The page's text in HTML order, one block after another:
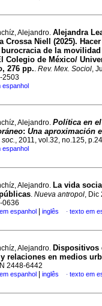
Alejandro. Alejandra
Crossa Niell (2025).
de la
Colegio de México/
276 pp.. Rev. Mex. Sociol,
2503
espanhol
Alejandro. Política en
: Una aproximación
soc., 2011, vol.32, no.125,
espanhol
Alejandro. La vida
. Nueva antropol, Dic
0636
espanhol inglês · texto em
Alejandro. Dispositivos
relaciones en medios
2448-6442
espanhol inglês · texto em